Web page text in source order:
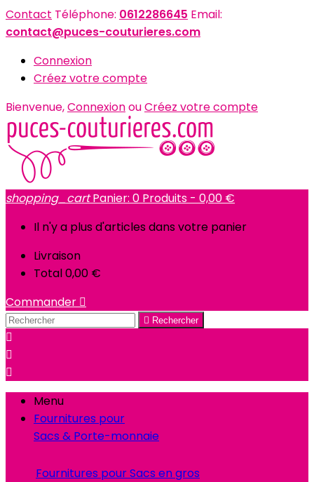
Contact Téléphone: 0612286645 Email:
contact@puces-couturieres.com
Connexion
Créez votre compte
Bienvenue,ConnexionouCréez votre compte
shopping_cart Panier: 0 Produits - 0,00 €
Il n'y a plus d'articles dans votre panier
Livraison
Total0,00 €
Commander 
 Rechercher



Menu
Fournitures pour
Sacs & Porte-monnaie
Fournitures pour Sacs en gros